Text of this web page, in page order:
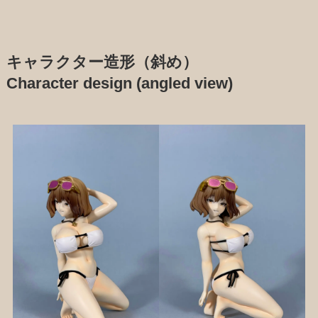
キャラクター造形（斜め）
Character design (angled view)